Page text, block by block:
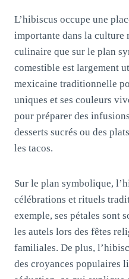
L’hibiscus occupe une
importante dans la culture
culinaire que sur le plan
comestible est largement
mexicaine traditionnelle
uniques et ses couleurs
pour préparer des
desserts sucrés ou des
les tacos.
Sur le plan symbolique,
célébrations et rituels
exemple, ses pétales sont
les autels lors des fêtes
familiales. De plus,
des croyances populaires